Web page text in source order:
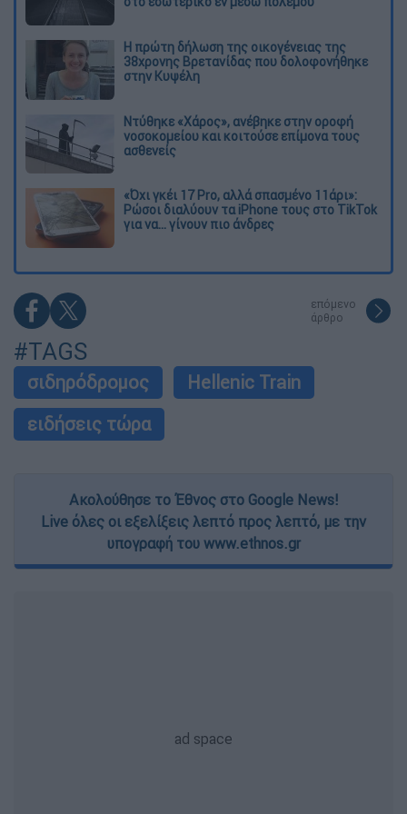
Η πρώτη δήλωση της οικογένειας της
38χρονης Βρετανίδας που δολοφονήθηκε
στην Κυψέλη
Ντύθηκε «Χάρος», ανέβηκε στην οροφή
νοσοκομείου και κοιτούσε επίμονα τους
ασθενείς
«Όχι γκέι 17 Pro, αλλά σπασμένο 11άρι»:
Ρώσοι διαλύουν τα iPhone τους στο TikTok
για να... γίνουν πιο άνδρες
επόμενο
άρθρο
#TAGS
σιδηρόδρομος
Hellenic Train
ειδήσεις τώρα
Ακολούθησε το Έθνος στο Google News!
Live όλες οι εξελίξεις λεπτό προς λεπτό, με την
υπογραφή του www.ethnos.gr